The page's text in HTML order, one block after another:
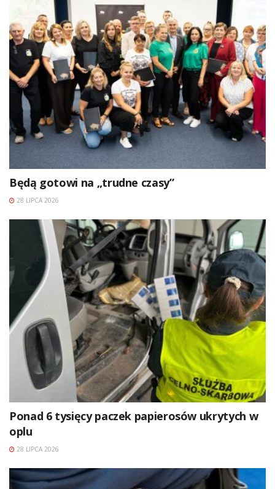
Będą gotowi na „trudne czasy”
28 LIPCA 2026
Ponad 6 tysięcy paczek papierosów ukrytych w
oplu
28 LIPCA 2026